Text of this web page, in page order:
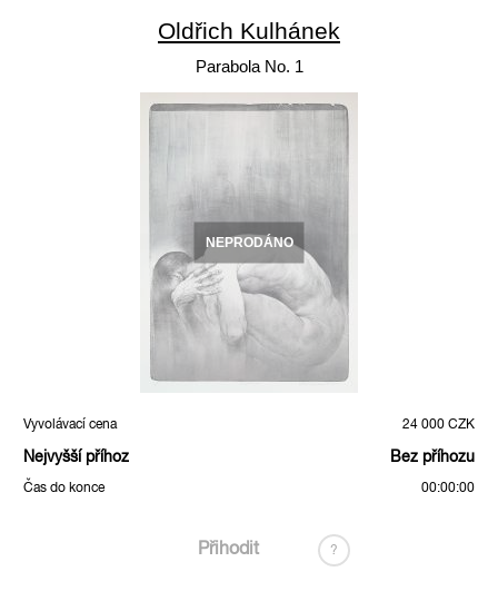
Oldřich Kulhánek
Parabola No. 1
NEPRODÁNO
Vyvolávací cena 24 000 CZK
Nejvyšší příhoz Bez příhozu
Čas do konce 00:00:00
Přihodit ?